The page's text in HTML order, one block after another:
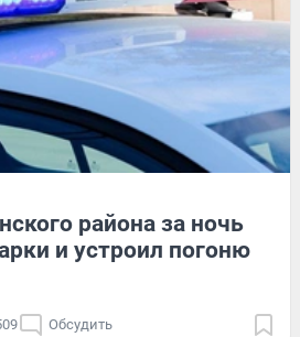
района за ночь
и устроил погоню
Обсудить